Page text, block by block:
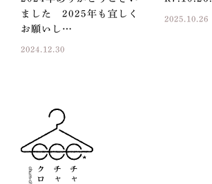
ました 2025年も宜しく
お願いし…
2024.12.30
2025.10.26